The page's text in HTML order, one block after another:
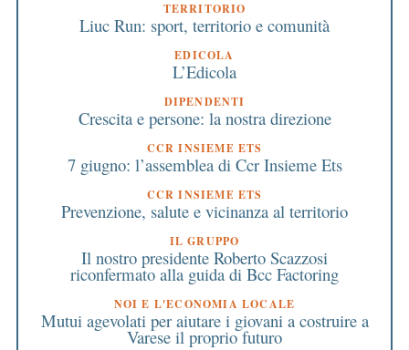
TERRITORIO
Liuc Run: sport, territorio e comunità
EDICOLA
L’Edicola
DIPENDENTI
Crescita e persone: la nostra direzione
CCR INSIEME ETS
7 giugno: l’assemblea di Ccr Insieme Ets
CCR INSIEME ETS
Prevenzione, salute e vicinanza al territorio
IL GRUPPO
Il nostro presidente Roberto Scazzosi
riconfermato alla guida di Bcc Factoring
NOI E L'ECONOMIA LOCALE
Mutui agevolati per aiutare i giovani a costruire a
Varese il proprio futuro